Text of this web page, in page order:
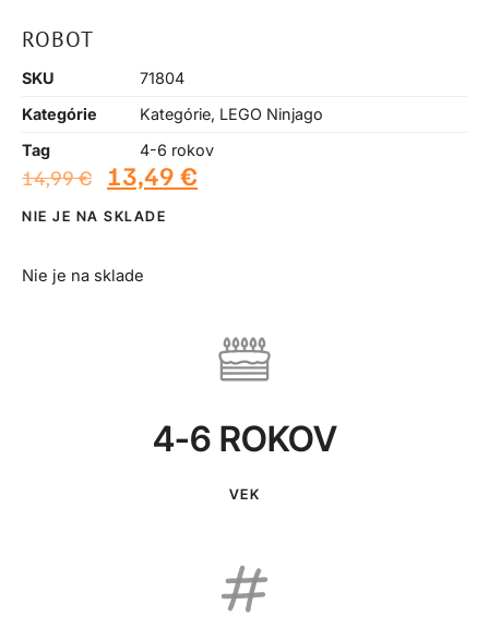
ROBOT
SKU
71804
Kategórie
Kategórie, LEGO Ninjago
Tag
4-6 rokov
14,99€ 13,49 €
NIE JE NA SKLADE
Nie je na sklade
4-6 ROKOV
VEK